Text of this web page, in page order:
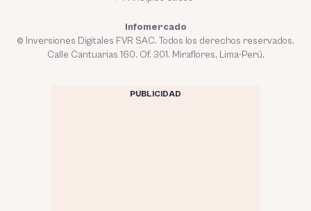
Infomercado
© Inversiones Digitales FVR SAC. Todos los derechos reservados.
Calle Cantuarias 160. Of. 301. Miraflores, Lima-Perú.
PUBLICIDAD